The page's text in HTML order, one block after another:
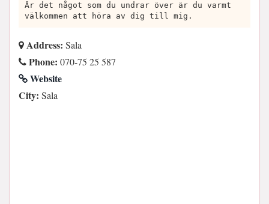
Är det något som du undrar över är du varmt
välkommen att höra av dig till mig.
Address: Sala
Phone: 070-75 25 587
Website
City: Sala